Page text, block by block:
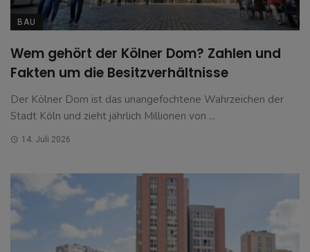
BAU
Wem gehört der Kölner Dom? Zahlen und
Fakten um die Besitzverhältnisse
Der Kölner Dom ist das unangefochtene Wahrzeichen der
Stadt Köln und zieht jährlich Millionen von ...
14. Juli 2026